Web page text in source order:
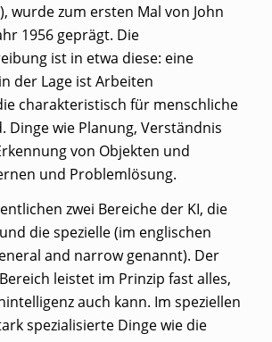
wurde zum ersten Mal von John
1956 geprägt. Die
ist in etwa diese: eine
der Lage ist Arbeiten
charakteristisch für menschliche
Dinge wie Planung, Verständnis
von Objekten und
und Problemlösung.
zwei Bereiche der KI, die
die spezielle (im englischen
and narrow genannt). Der
leistet im Prinzip fast alles,
auch kann. Im speziellen
spezialisierte Dinge wie die